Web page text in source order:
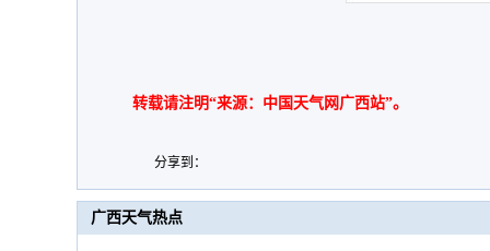
转载请注明“来源：中国天气网广西站”。
分享到：
广西天气热点